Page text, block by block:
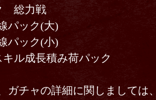
総力戦
パック(大)
パック(小)
キル成長積み荷パック
ガチャの詳細に関しましては